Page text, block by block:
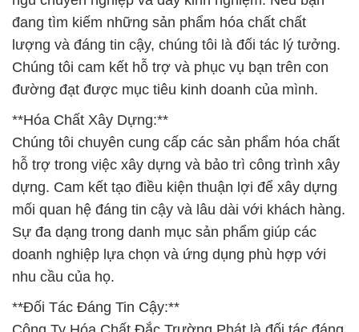
mối quan hệ đáng tin cậy và lâu dài với khách hàng.
Sự đa dạng trong danh mục sản phẩm giúp các
doanh nghiệp lựa chọn và ứng dụng phù hợp với
nhu cầu của họ.
**Đối Tác Đáng Tin Cậy:**
Công Ty Hóa Chất Đắc Trường Phát là đối tác đáng
tin cậy của bạn trong mọi giải pháp hóa chất. Điều
này đảm bảo rằng mỗi sản phẩm khi đến tay người
tiêu dùng không chỉ đáp ứng mọi yêu cầu về chất
lượng mà còn đảm bảo an toàn tuyệt đối cho sức
khỏe của người sử dụng.
**Cam Kết Chất Lượng và Dịch Vụ:**
Chúng tôi tự hào về khả năng tư vấn chuyên nghiệp
và luôn đặt lợi ích của bạn lên hàng đầu. Đắc